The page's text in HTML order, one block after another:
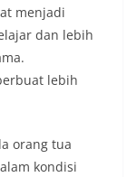
menjadi
dan lebih
lebih
orang tua
kondisi